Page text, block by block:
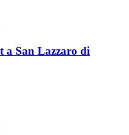
a San Lazzaro di